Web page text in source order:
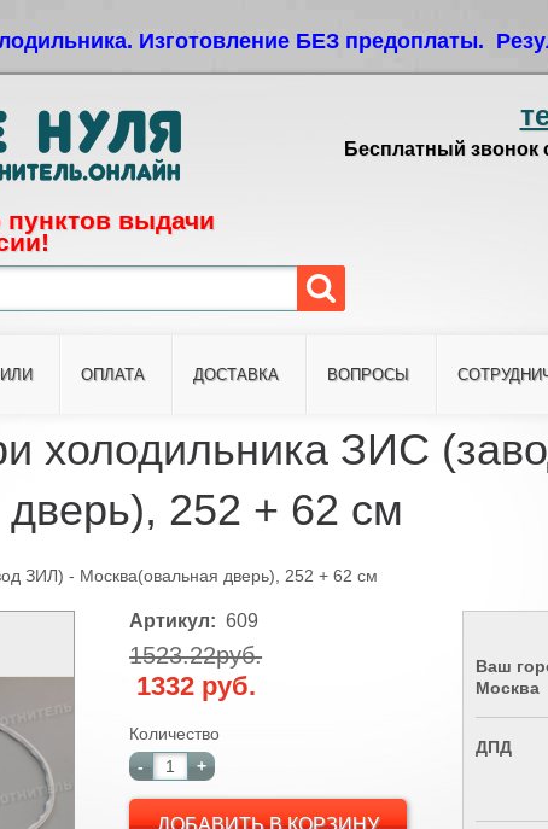
Изготовление БЕЗ предоплаты.
пунктов выдачи
Бесплатный звонок
ОПЛАТА ДОСТАВКА ВОПРОСЫ
холодильника ЗИС
252 + 62 см
ЗИЛ) - Москва(овальная дверь), 252 + 62 см
Артикул: 609
1523.22руб.
1332 руб.
Количество
-
+
Ваш
Москва
ДПД